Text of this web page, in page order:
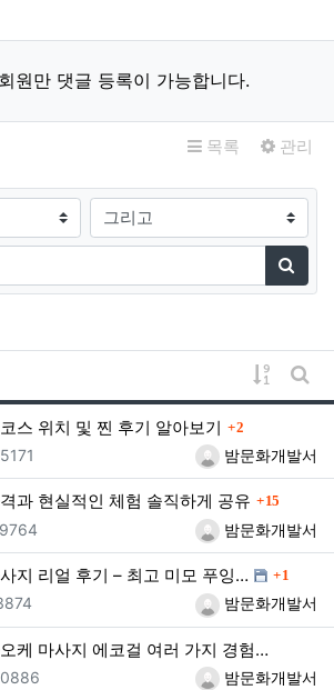
원만 댓글 등록이 가능합니다.
목록 관리
검색
게시물
게
스 위치 및 찐 후기 알아보기 댓글
2
등록자밤문화개발서
회
과 현실적인 체험 솔직하게 공유 댓글
15
등록자밤문화개발서
회
지 리얼 후기 – 최고 미모 푸잉… 댓글
1
등록자밤문화개발서
케 마사지 에코걸 여러 가지 경험…
등록자밤문화개발서
회